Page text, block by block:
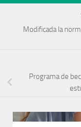
Modificada la
Programa de